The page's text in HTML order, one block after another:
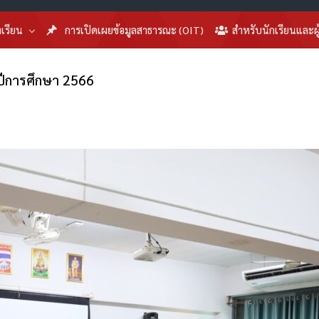
รียน การเปิดเผยข้อมูลสาธารณะ (OIT) สำหรับนักเรียนและ
ารศึกษา 2566